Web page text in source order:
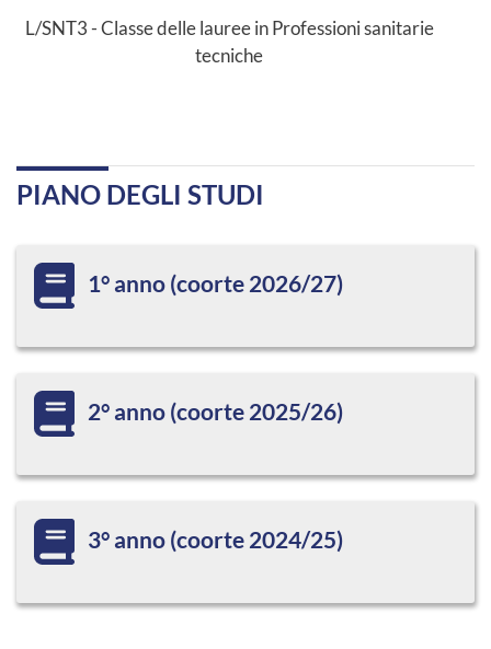
L/SNT3 - Classe delle lauree in Professioni sanitarie
tecniche
PIANO DEGLI STUDI
1° anno (coorte 2026/27)
2° anno (coorte 2025/26)
3° anno (coorte 2024/25)